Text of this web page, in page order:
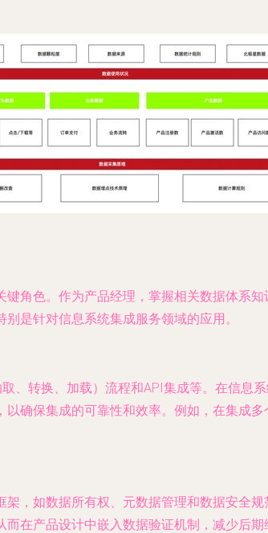
角色。作为产品经理，掌握相关数据体系
是针对信息系统集成服务领域的应用。
、转换、加载）流程和API集成等。在信息
确保集成的可靠性和效率。例如，在集成
，如数据所有权、元数据管理和数据安全
在产品设计中嵌入数据验证机制，减少后期